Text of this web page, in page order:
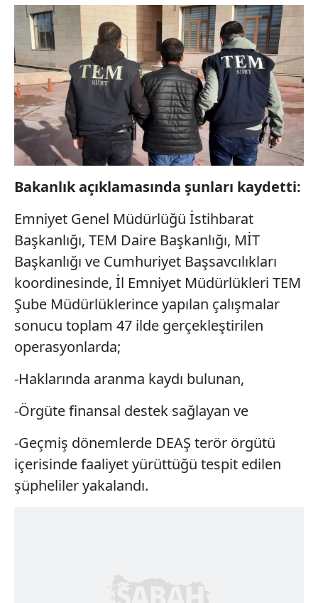
Bakanlık açıklamasında şunları kaydetti:
Emniyet Genel Müdürlüğü İstihbarat
Başkanlığı, TEM Daire Başkanlığı, MİT
Başkanlığı ve Cumhuriyet Başsavcılıkları
koordinesinde, İl Emniyet Müdürlükleri TEM
Şube Müdürlüklerince yapılan çalışmalar
sonucu toplam 47 ilde gerçekleştirilen
operasyonlarda;
-Haklarında aranma kaydı bulunan,
-Örgüte finansal destek sağlayan ve
-Geçmiş dönemlerde DEAŞ terör örgütü
içerisinde faaliyet yürüttüğü tespit edilen
şüpheliler yakalandı.